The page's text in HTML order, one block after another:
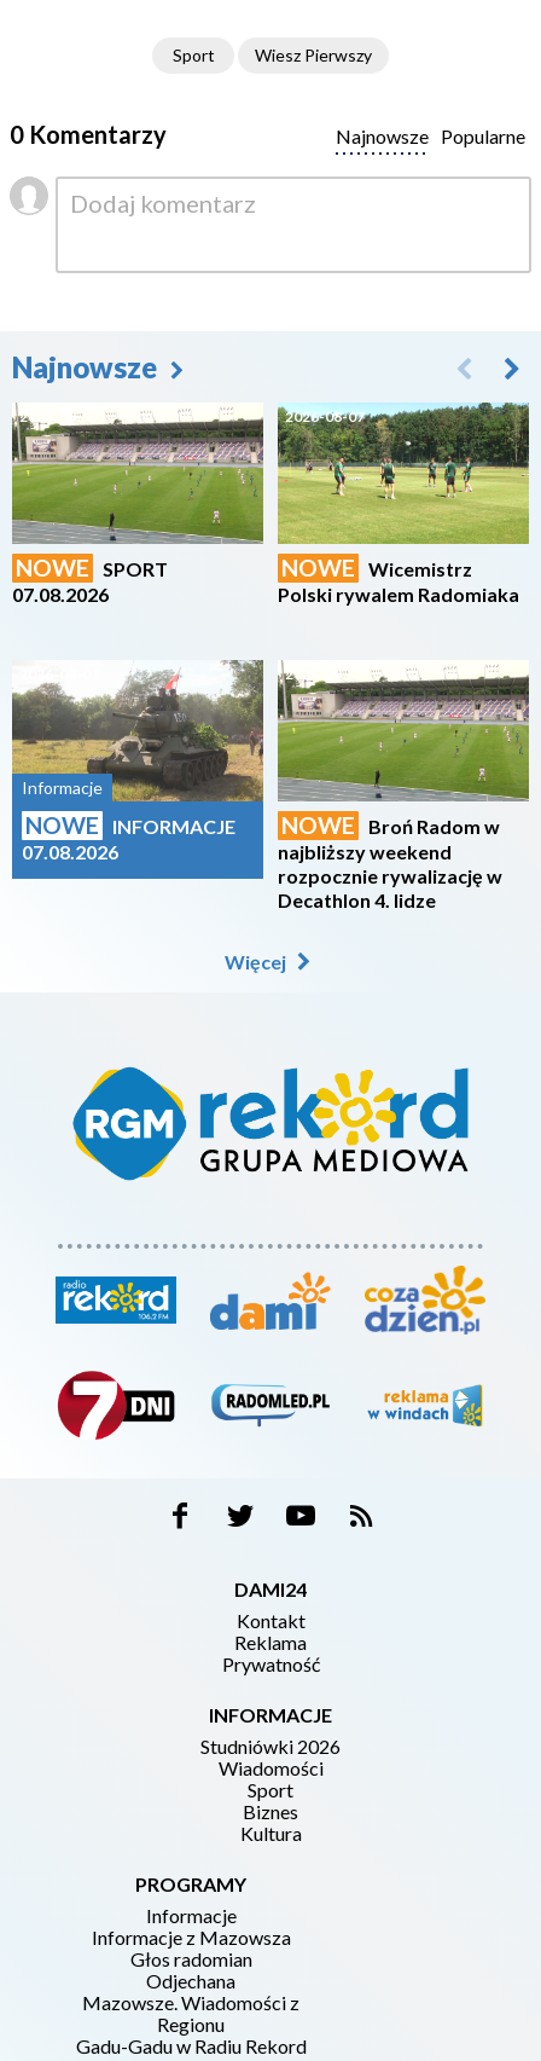
Sport Wiesz Pierwszy
0 Komentarzy Popularne
Najnowsze
Najnowsze
2026-08-07
NOWE
SPORT
07.08.2026
Informacje
NOWE
INFORMACJE
07.08.2026
2026-08-07
NOWE
Wicemistrz
Polski rywalem Radomiaka
2026-08-07
NOWE
Broń Radom w
najbliższy weekend
rozpocznie rywalizację w
Decathlon 4. lidze
Więcej
DAMI24
Kontakt
Reklama
Prywatność
INFORMACJE
Studniówki 2026
Wiadomości
Sport
Biznes
Kultura
PROGRAMY
Informacje
Informacje z Mazowsza
Głos radomian
Odjechana
Mazowsze. Wiadomości z
Regionu
Gadu-Gadu w Radiu Rekord